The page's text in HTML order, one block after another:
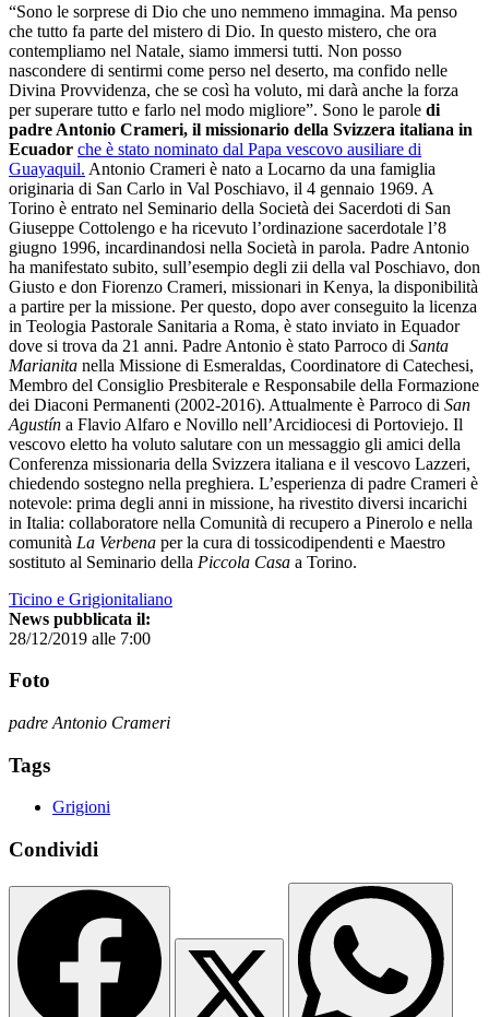
“Sono le sorprese di Dio che uno nemmeno immagina. Ma penso
che tutto fa parte del mistero di Dio. In questo mistero, che ora
contempliamo nel Natale, siamo immersi tutti. Non posso
nascondere di sentirmi come perso nel deserto, ma confido nelle
Divina Provvidenza, che se così ha voluto, mi darà anche la forza
per superare tutto e farlo nel modo migliore”. Sono le parole di
padre Antonio Crameri, il missionario della Svizzera italiana in
Ecuador che è stato nominato dal Papa vescovo ausiliare di
Guayaquil. Antonio Crameri è nato a Locarno da una famiglia
originaria di San Carlo in Val Poschiavo, il 4 gennaio 1969. A
Torino è entrato nel Seminario della Società dei Sacerdoti di San
Giuseppe Cottolengo e ha ricevuto l’ordinazione sacerdotale l’8
giugno 1996, incardinandosi nella Società in parola. Padre Antonio
ha manifestato subito, sull’esempio degli zii della val Poschiavo, don
Giusto e don Fiorenzo Crameri, missionari in Kenya, la disponibilità
a partire per la missione. Per questo, dopo aver conseguito la licenza
in Teologia Pastorale Sanitaria a Roma, è stato inviato in Equador
dove si trova da 21 anni. Padre Antonio è stato Parroco di Santa
Marianita nella Missione di Esmeraldas, Coordinatore di Catechesi,
Membro del Consiglio Presbiterale e Responsabile della Formazione
dei Diaconi Permanenti (2002-2016). Attualmente è Parroco di San
Agustín a Flavio Alfaro e Novillo nell’Arcidiocesi di Portoviejo. Il
vescovo eletto ha voluto salutare con un messaggio gli amici della
Conferenza missionaria della Svizzera italiana e il vescovo Lazzeri,
chiedendo sostegno nella preghiera. L’esperienza di padre Crameri è
notevole: prima degli anni in missione, ha rivestito diversi incarichi
in Italia: collaboratore nella Comunità di recupero a Pinerolo e nella
comunità La Verbena per la cura di tossicodipendenti e Maestro
sostituto al Seminario della Piccola Casa a Torino.
Ticino e Grigionitaliano
News pubblicata il:
28/12/2019 alle 7:00
Foto
padre Antonio Crameri
Tags
Grigioni
Condividi